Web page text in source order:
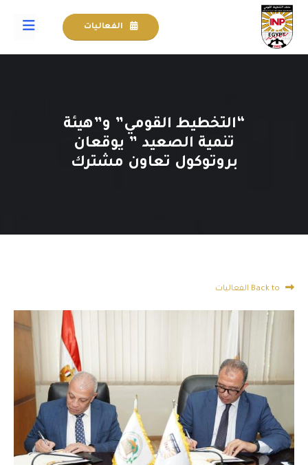
الفعاليات
“التخطيط القومي” و”هيئة
تنمية الصعيد ” يوقعان
بروتوكول تعاون مشترك